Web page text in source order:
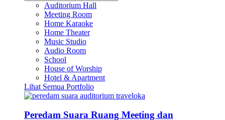
Auditorium Hall
Meeting Room
Home Karaoke
Home Theater
Music Studio
Audio Room
School
House of Worship
Hotel & Apartment
Lihat Semua Portfolio
Peredam Suara Ruang Meeting dan